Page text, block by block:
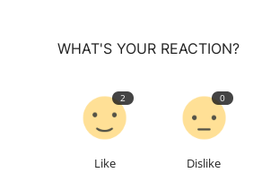
WHAT'S YOUR REACTION?
2
Like
0
Dislike